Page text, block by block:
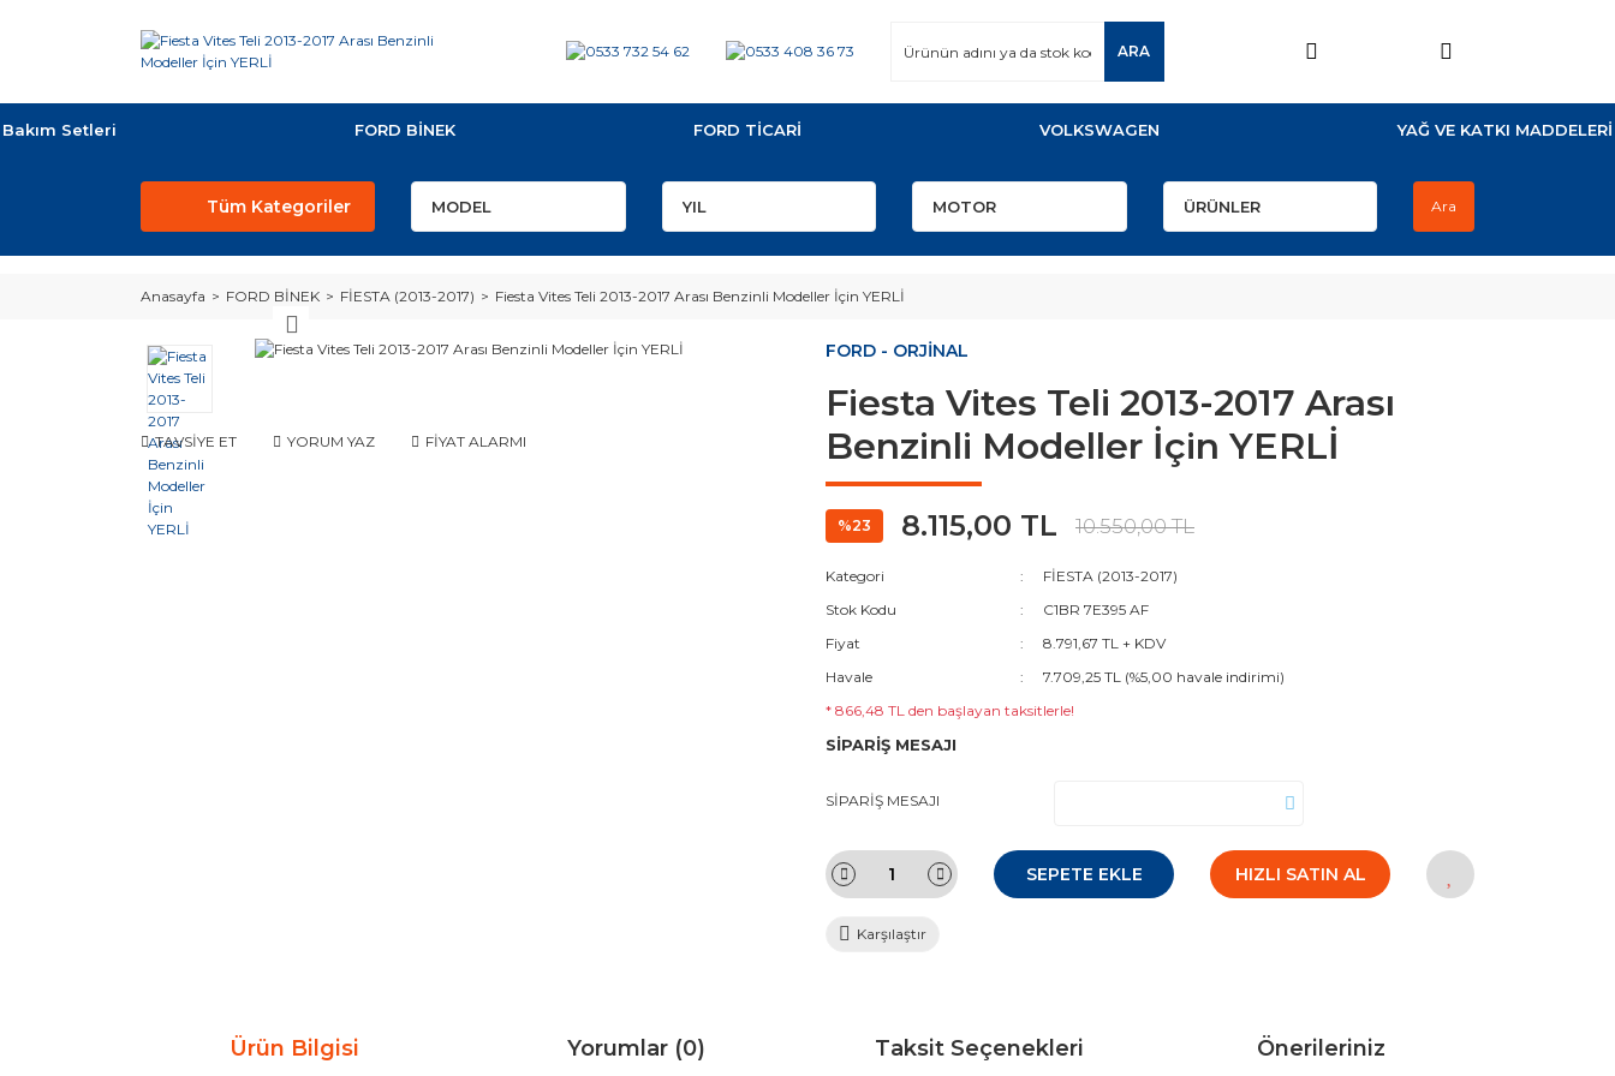
ARA
Bakım Setleri FORD BİNEK FORD TİCARİ VOLKSWAGEN YAĞ VE KATKI MADDELERİ
Tüm Kategoriler Ara
Anasayfa FORD BİNEK FİESTA (2013-2017) Fiesta Vites Teli 2013-2017 Arası Benzinli Modeller İçin YERLİ
TAVSİYE ET YORUM YAZ FİYAT ALARMI
FORD - ORJİNAL
Fiesta Vites Teli 2013-2017 Arası
Benzinli Modeller İçin YERLİ
%23 8.115,00 TL 10.550,00 TL
Kategori
FİESTA (2013-2017)
Stok Kodu
C1BR 7E395 AF
Fiyat
8.791,67 TL + KDV
Havale
7.709,25 TL (%5,00 havale indirimi)
* 866,48 TL den başlayan taksitlerle!
SİPARİŞ MESAJI
SİPARİŞ MESAJI
SEPETE EKLE HIZLI SATIN AL
Karşılaştır
Ürün Bilgisi Yorumlar (0) Taksit Seçenekleri Önerileriniz